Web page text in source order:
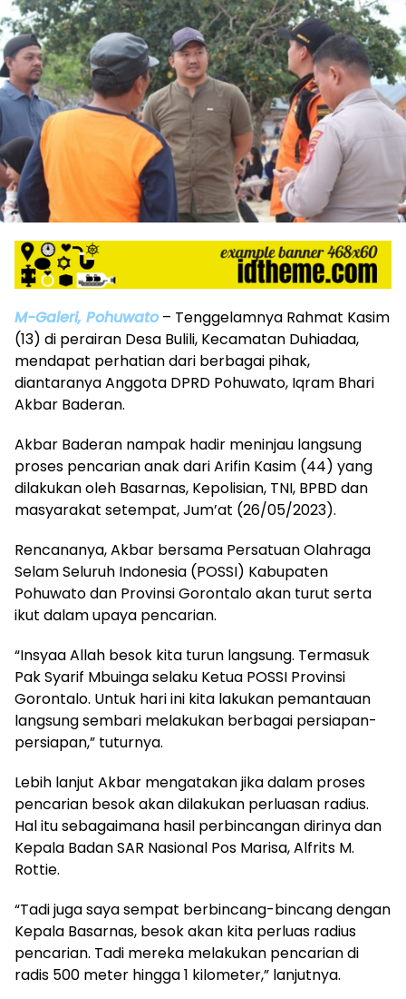
M-Galeri, Pohuwato– Tenggelamnya Rahmat Kasim
(13) di perairan Desa Bulili, Kecamatan Duhiadaa,
mendapat perhatian dari berbagai pihak,
diantaranya Anggota DPRD Pohuwato, Iqram Bhari
Akbar Baderan.
Akbar Baderan nampak hadir meninjau langsung
proses pencarian anak dari Arifin Kasim (44) yang
dilakukan oleh Basarnas, Kepolisian, TNI, BPBD dan
masyarakat setempat, Jum’at (26/05/2023).
Rencananya, Akbar bersama Persatuan Olahraga
Selam Seluruh Indonesia (POSSI) Kabupaten
Pohuwato dan Provinsi Gorontalo akan turut serta
ikut dalam upaya pencarian.
“Insyaa Allah besok kita turun langsung. Termasuk
Pak Syarif Mbuinga selaku Ketua POSSI Provinsi
Gorontalo. Untuk hari ini kita lakukan pemantauan
langsung sembari melakukan berbagai persiapan-
persiapan,” tuturnya.
Lebih lanjut Akbar mengatakan jika dalam proses
pencarian besok akan dilakukan perluasan radius.
Hal itu sebagaimana hasil perbincangan dirinya dan
Kepala Badan SAR Nasional Pos Marisa, Alfrits M.
Rottie.
“Tadi juga saya sempat berbincang-bincang dengan
Kepala Basarnas, besok akan kita perluas radius
pencarian. Tadi mereka melakukan pencarian di
radis 500 meter hingga 1 kilometer,” lanjutnya.